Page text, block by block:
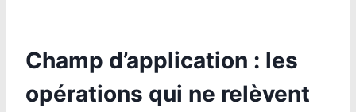
Champ d’application : les
opérations qui ne relèvent